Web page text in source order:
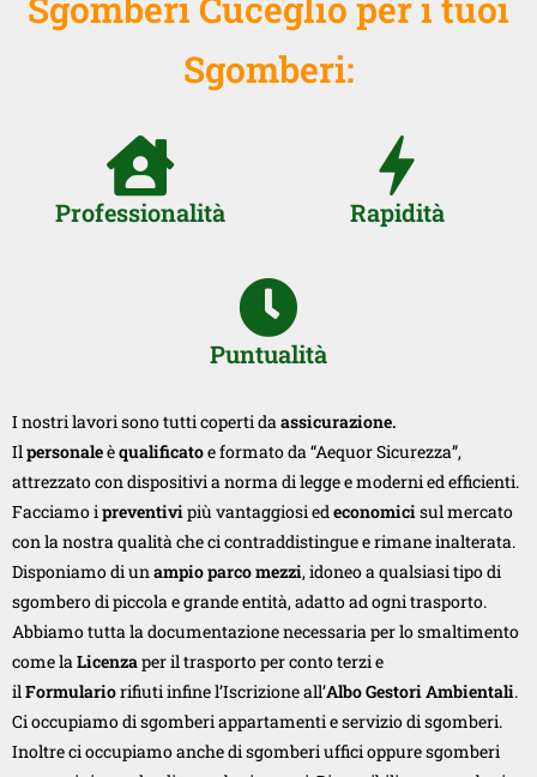
Sgomberi:
Professionalità Rapidità
Puntualità
I nostri lavori sono tutti coperti daassicurazione.
Ilpersonaleèqualificatoe formato da “Aequor Sicurezza”,
attrezzato con dispositivi a norma di legge e moderni ed efficienti.
Facciamo ipreventivipiù vantaggiosi edeconomicisul mercato
con la nostra qualità che ci contraddistingue e rimane inalterata.
Disponiamo di unampio parco mezzi, idoneo a qualsiasi tipo di
sgombero di piccola e grande entità, adatto ad ogni trasporto.
Abbiamo tutta la documentazione necessaria per lo smaltimento
come laLicenzaper il trasporto per conto terzi e
ilFormulariorifiuti infine l’Iscrizione all’Albo Gestori Ambientali.
Ci occupiamo di sgomberi appartamenti e servizio di sgomberi.
Inoltre ci occupiamo anche di sgomberi uffici oppure sgomberi